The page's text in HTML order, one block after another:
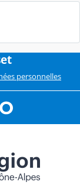
personnelles